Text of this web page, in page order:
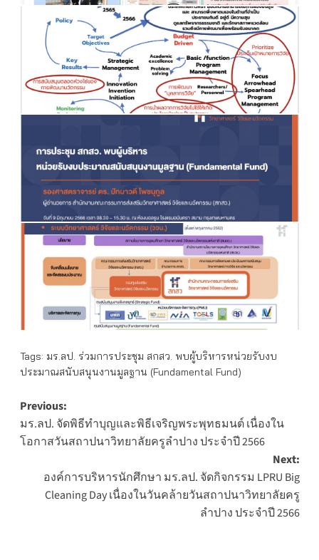
Tags: มร.ลป. ร่วมการประชุม สกสว. พบผู้บริหารหน่วยรับงบ
ประมาณสนับสนุนงานมูลฐาน (Fundamental Fund)
Post
navigation
Previous:
มร.ลป. จัดพิธีทำบุญและพิธีเจริญพระพุทธมนต์ เนื่องใน
โอกาสวันสถาปนาวิทยาลัยครูลำปาง ประจำปี 2566
Next:
องค์การบริหารนักศึกษา มร.ลป. จัดกิจกรรม LPRU Big
Cleaning Day เนื่องในวันคล้ายวันสถาปนาวิทยาลัยครู
ลำปาง ประจำปี 2566